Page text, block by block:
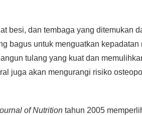
besi, dan tembaga yang ditemukan
bagus untuk menguatkan kepadatan
tulang yang kuat dan
juga akan mengurangi risiko
of Nutrition tahun 2005